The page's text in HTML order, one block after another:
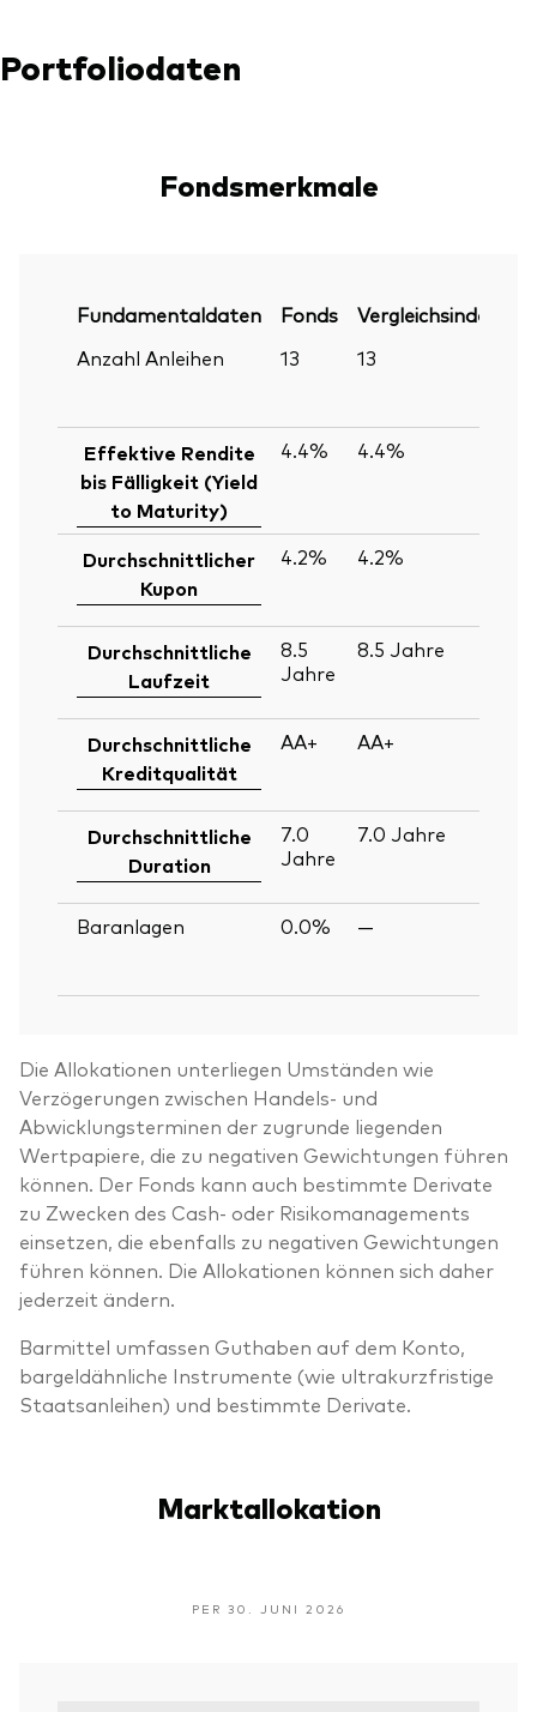
Portfoliodaten
Fondsmerkmale
Fundamentaldaten Fonds Vergleichsindex
Anzahl Anleihen
13 13
Effektive Rendite
bis Fälligkeit (Yield
to Maturity)
4.4% 4.4%
Durchschnittlicher
Kupon
4.2% 4.2%
Durchschnittliche
Laufzeit
8.5
Jahre
8.5 Jahre
Durchschnittliche
Kreditqualität
AA+ AA+
Durchschnittliche
Duration
7.0
Jahre
7.0 Jahre
Baranlagen
0.0% —
Die Allokationen unterliegen Umständen wie
Verzögerungen zwischen Handels- und
Abwicklungsterminen der zugrunde liegenden
Wertpapiere, die zu negativen Gewichtungen führen
können. Der Fonds kann auch bestimmte Derivate
zu Zwecken des Cash- oder Risikomanagements
einsetzen, die ebenfalls zu negativen Gewichtungen
führen können. Die Allokationen können sich daher
jederzeit ändern.
Barmittel umfassen Guthaben auf dem Konto,
bargeldähnliche Instrumente (wie ultrakurzfristige
Staatsanleihen) und bestimmte Derivate.
Marktallokation
PER 30. JUNI 2026